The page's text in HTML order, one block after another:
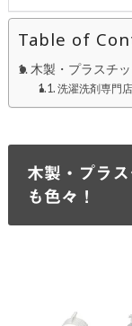
Table of
木製・プラスチ
洗濯洗剤専門
木製・プラ
も色々！